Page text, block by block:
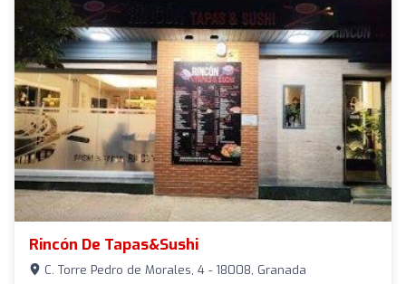
Rincón De Tapas&sushi
C. Torre Pedro de Morales, 4 - 18008, Granada